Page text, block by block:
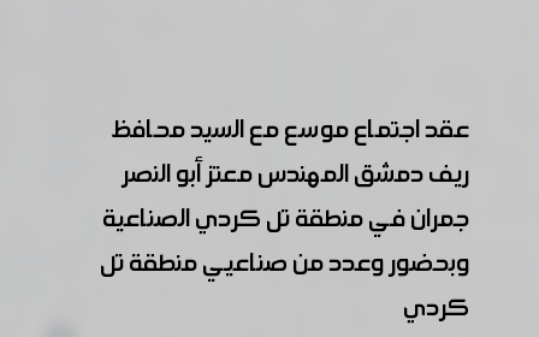
عقد اجتماع موسع مع السيد محافظ
ريف دمشق المهندس معتز أبو النصر
جمران في منطقة تل كردي الصناعية
وبحضور وعدد من صناعيي منطقة تل
كردي